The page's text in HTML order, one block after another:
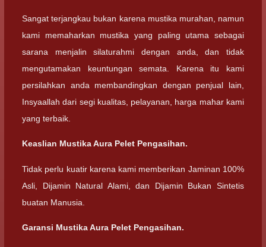
Sangat terjangkau bukan karena mustika murahan, namun
kami memaharkan mustika yang paling utama sebagai
sarana menjalin silaturahmi dengan anda, dan tidak
mengutamakan keuntungan semata. Karena itu kami
persilahkan anda membandingkan dengan penjual lain,
Insyaallah dari segi kualitas, pelayanan, harga mahar kami
yang terbaik.
Keaslian Mustika Aura Pelet Pengasihan.
Tidak perlu kuatir karena kami memberikan Jaminan 100%
Asli, Dijamin Natural Alami, dan Dijamin Bukan Sintetis
buatan Manusia.
Garansi Mustika Aura Pelet Pengasihan.